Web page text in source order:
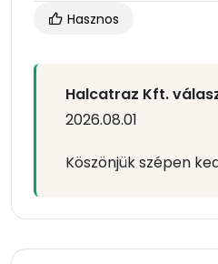
Hasznos
Halcatraz Kft.
2026.08.01
Köszönjük szépen